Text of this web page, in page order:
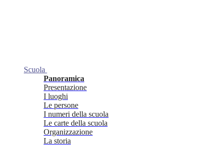
Scuola
Panoramica
Presentazione
I luoghi
Le persone
I numeri della scuola
Le carte della scuola
Organizzazione
La storia